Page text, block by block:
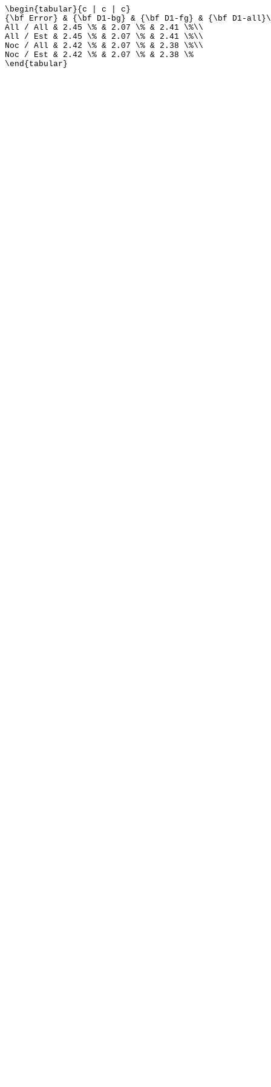
\begin{tabular}{c | c | c}
{\bf Error} & {\bf D1-bg} & {\bf D1-fg} & {\bf D1-
All / All & 2.45 \% & 2.07 \% & 2.41 \%\\
All / Est & 2.45 \% & 2.07 \% & 2.41 \%\\
Noc / All & 2.42 \% & 2.07 \% & 2.38 \%\\
Noc / Est & 2.42 \% & 2.07 \% & 2.38 \%
\end{tabular}